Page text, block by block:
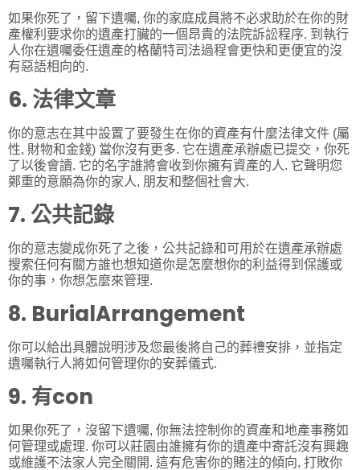
如果你死了，留下遺囑, 你的家庭成員將不必求助於在你的財
產權利要求你的遺產打臟的一個昂貴的法院訴訟程序. 到執行
人你在遺囑委任遺產的格蘭特司法過程會更快和更便宜的沒
有惡語相向的.
6. 法律文章
你的意志在其中設置了要發生在你的資產有什麼法律文件 (屬
性, 財物和金錢) 當你沒有更多. 它在遺產承辦處已提交，你死
了以後會讀. 它的名字誰將會收到你擁有資產的人. 它聲明您
鄭重的意願為你的家人, 朋友和整個社會大.
7. 公共記錄
你的意志變成你死了之後，公共記錄和可用於在遺產承辦處
搜索任何有關方誰也想知道你是怎麼想你的利益得到保護或
你的事，你想怎麼來管理.
8. BurialArrangement
你可以給出具體說明涉及您最後將自己的葬禮安排，並指定
遺囑執行人將如何管理你的安葬儀式.
9. 有con
如果你死了，沒留下遺囑, 你無法控制你的資產和地產事務如
何管理或處理. 你可以莊園由誰擁有你的遺產中寄託沒有興趣
或維護不法家人完全關開. 這有危害你的賭注的傾向, 打敗你